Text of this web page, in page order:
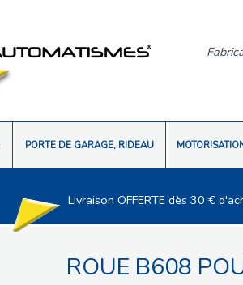
PORTE DE GARAGE, RIDEAU
Livraison OFFERTE dès 30 €
ROUE B608